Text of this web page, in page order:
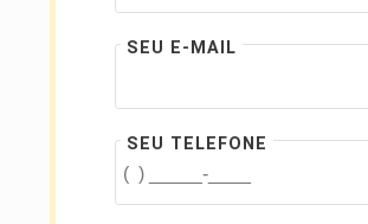
SEU E-MAIL
SEU TELEFONE